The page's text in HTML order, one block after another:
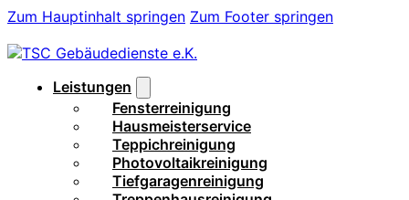
Zum Hauptinhalt springen Zum Footer springen
Leistungen
Fensterreinigung
Hausmeisterservice
Teppichreinigung
Photovoltaikreinigung
Tiefgaragenreinigung